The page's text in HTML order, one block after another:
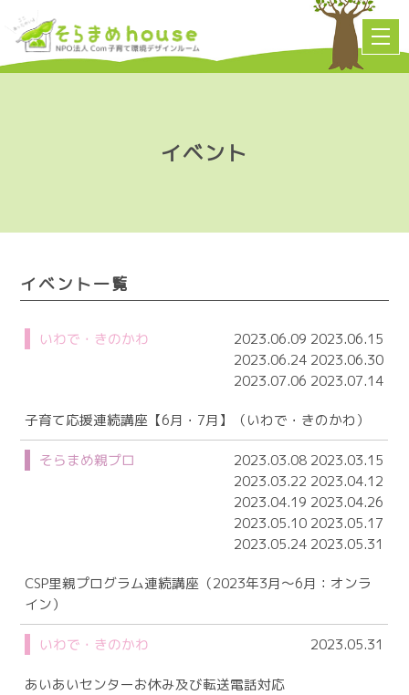
イベント
イベント一覧
2023.06.09 2023.06.15
2023.06.24 2023.06.30
2023.07.06 2023.07.14
いわで・きのかわ
子育て応援連続講座【6月・7月】（いわで・きのかわ）
2023.03.08 2023.03.15
2023.03.22 2023.04.12
2023.04.19 2023.04.26
2023.05.10 2023.05.17
2023.05.24 2023.05.31
そらまめ親プロ
CSP里親プログラム連続講座（2023年3月～6月：オンラ
イン）
2023.05.31
いわで・きのかわ
あいあいセンターお休み及び転送電話対応